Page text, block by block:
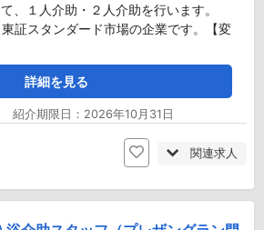
、１人介助・２人介助を行います。
証スタンダード市場の企業です。【変
詳細を見る
紹介期限日：2026年10月31日
関連求人